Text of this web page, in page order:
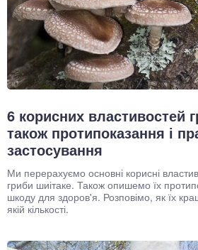
6 корисних властивостей
також протипоказання і
застосування
Ми перерахуємо основні корисні
гриби шиітаке. Також опишемо їх
шкоду для здоров'я. Розповімо, як їх
якій кількості.